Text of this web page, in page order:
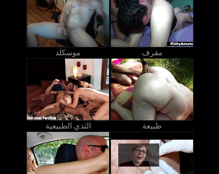
موسكلد مقرف
الثدي الطبيعية طبيعة